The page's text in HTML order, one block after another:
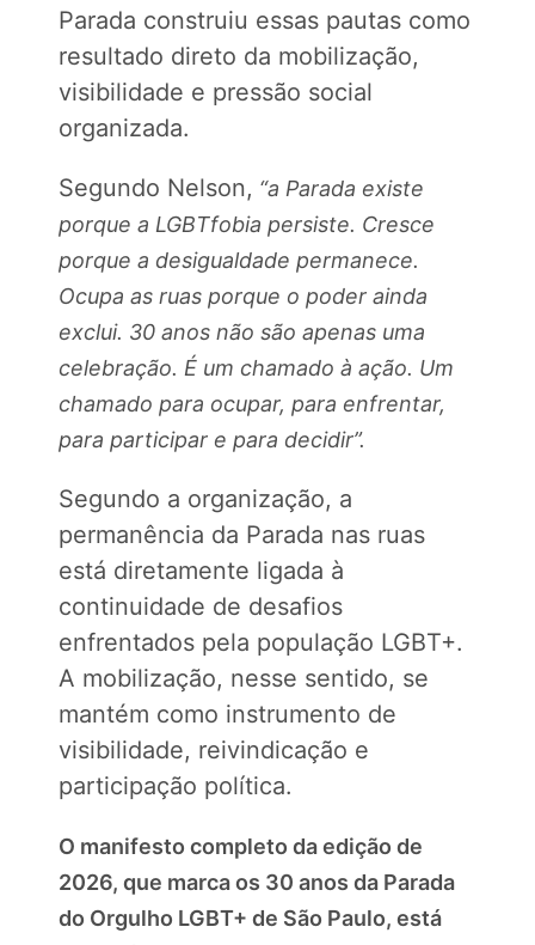
Parada construiu essas pautas como
resultado direto da mobilização,
visibilidade e pressão social
organizada.
Segundo Nelson, “a Parada existe
porque a LGBTfobia persiste. Cresce
porque a desigualdade permanece.
Ocupa as ruas porque o poder ainda
exclui. 30 anos não são apenas uma
celebração. É um chamado à ação. Um
chamado para ocupar, para enfrentar,
para participar e para decidir”.
Segundo a organização, a
permanência da Parada nas ruas
está diretamente ligada à
continuidade de desafios
enfrentados pela população LGBT+.
A mobilização, nesse sentido, se
mantém como instrumento de
visibilidade, reivindicação e
participação política.
O manifesto completo da edição de
2026, que marca os 30 anos da Parada
do Orgulho LGBT+ de São Paulo, está